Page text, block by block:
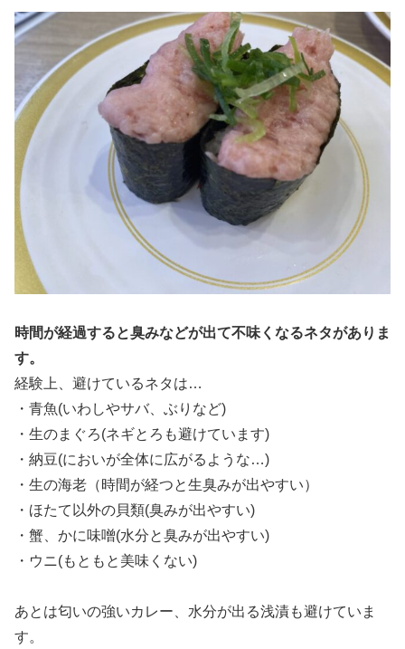
時間が経過すると臭みなどが出て不味くなるネタがありま
す。
経験上、避けているネタは…
・青魚(いわしやサバ、ぶりなど)
・生のまぐろ(ネギとろも避けています)
・納豆(においが全体に広がるような…)
・生の海老（時間が経つと生臭みが出やすい）
・ほたて以外の貝類(臭みが出やすい)
・蟹、かに味噌(水分と臭みが出やすい)
・ウニ(もともと美味くない)
あとは匂いの強いカレー、水分が出る浅漬も避けていま
す。